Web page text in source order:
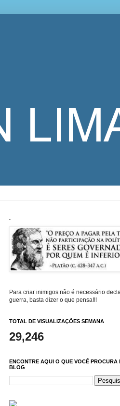
.
Para criar inimigos não é necessário
guerra, basta dizer o que pensa!!!
TOTAL DE VISUALIZAÇÕES SEMANA
29,246
ENCONTRE AQUI O QUE VOCÊ PROCURA
BLOG